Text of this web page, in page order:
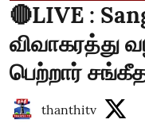
🔴LIVE :
விவாகரத்து
பெற்றார்
thanthitv